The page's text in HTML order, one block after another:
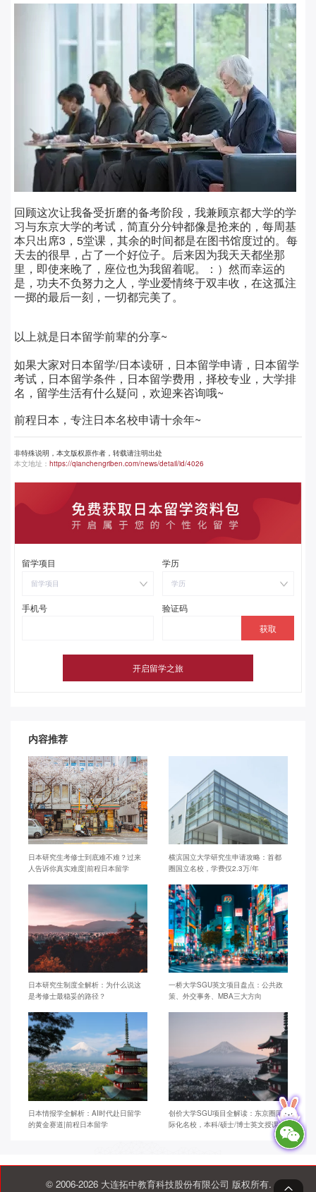
回顾这次让我备受折磨的备考阶段，我兼顾京都大学的学
习与东京大学的考试，简直分分钟都像是抢来的，每周基
本只出席3，5堂课，其余的时间都是在图书馆度过的。每
天去的很早，占了一个好位子。后来因为我天天都坐那
里，即使来晚了，座位也为我留着呢。：）然而幸运的
是，功夫不负努力之人，学业爱情终于双丰收，在这孤注
一掷的最后一刻，一切都完美了。
以上就是日本留学前辈的分享~
如果大家对日本留学/日本读研，日本留学申请，日本留学
考试，日本留学条件，日本留学费用，择校专业，大学排
名，留学生活有什么疑问，欢迎来咨询哦~
前程日本，专注日本名校申请十余年~
非特殊说明，本文版权原作者，转载请注明出处
本文地址： https://qianchengriben.com/news/detail/id/4026
留学项目
留学项目
学历
学历
手机号 验证码
内容推荐
日本研究生考修士到底难不难？过来
人告诉你真实难度|前程日本留学
横滨国立大学研究生申请攻略：首都
圈国立名校，学费仅2.3万/年
日本研究生制度全解析：为什么说这
是考修士最稳妥的路径？
一桥大学SGU英文项目盘点：公共政
策、外交事务、MBA三大方向
日本情报学全解析：AI时代赴日留学
的黄金赛道|前程日本留学
创价大学SGU项目全解读：东京圈国
际化名校，本科/硕士/博士英文授课
© 2006-2026 大连拓中教育科技股份有限公司 版权所有.